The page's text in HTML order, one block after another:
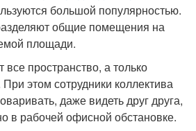
большой популярностью.
общие помещения на
площади.
пространство, а только
этом сотрудники коллектива
даже видеть друг друга,
в рабочей офисной обстановке.